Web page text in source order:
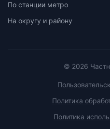
По станции метро
На округу и району
© 2026
Политика
Политика